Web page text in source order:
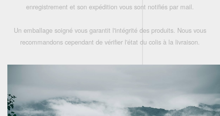
enregistrement et son expédition vous sont notifiés par mail.
Un emballage soigné vous garantit l'intégrité des produits. Nous vous
recommandons cependant de vérifier l'état du colis à la livraison.